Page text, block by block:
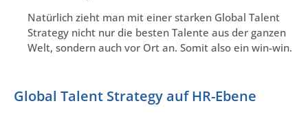
Natürlich zieht man mit einer starken Global Talent
Strategy nicht nur die besten Talente aus der ganzen
Welt, sondern auch vor Ort an. Somit also ein win-win.
Global Talent Strategy auf HR-Ebene